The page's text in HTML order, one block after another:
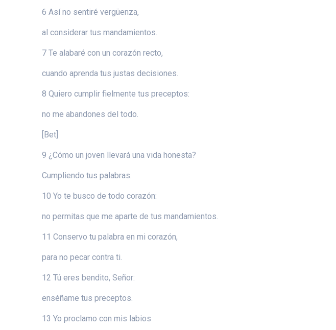
6 Así no sentiré vergüenza,
al considerar tus mandamientos.
7 Te alabaré con un corazón recto,
cuando aprenda tus justas decisiones.
8 Quiero cumplir fielmente tus preceptos:
no me abandones del todo.
[Bet]
9 ¿Cómo un joven llevará una vida honesta?
Cumpliendo tus palabras.
10 Yo te busco de todo corazón:
no permitas que me aparte de tus mandamientos.
11 Conservo tu palabra en mi corazón,
para no pecar contra ti.
12 Tú eres bendito, Señor:
enséñame tus preceptos.
13 Yo proclamo con mis labios